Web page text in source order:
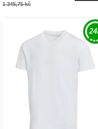
1 345,75 kč